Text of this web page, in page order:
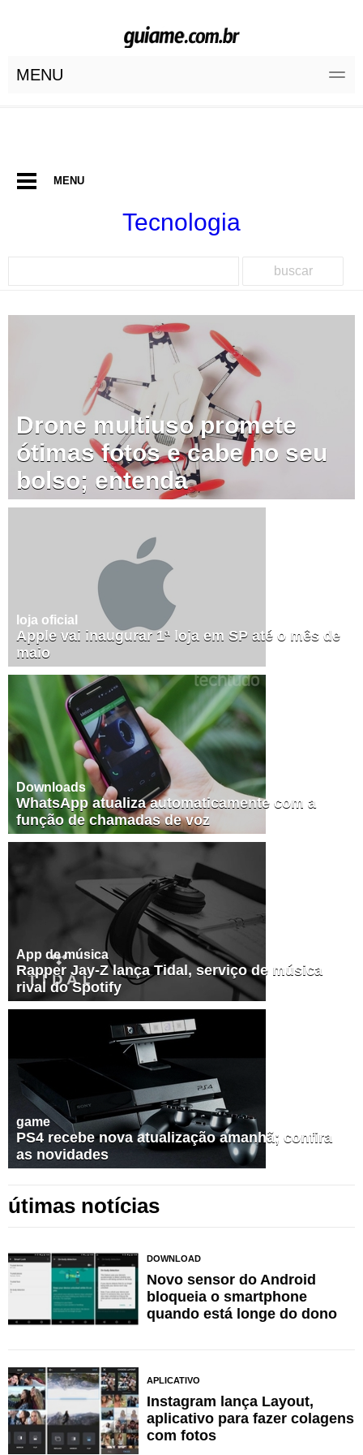
MENU
MENU
Tecnologia
buscar
Drone multiuso promete
ótimas fotos e cabe no seu
bolso; entenda
loja oficial
Apple vai inaugurar 1ª loja em SP até o mês de
maio
Downloads
WhatsApp atualiza automaticamente com a
função de chamadas de voz
App de música
Rapper Jay-Z lança Tidal, serviço de música
rival do Spotify
game
PS4 recebe nova atualização amanhã; confira
as novidades
útimas notícias
DOWNLOAD
Novo sensor do Android
bloqueia o smartphone
quando está longe do dono
APLICATIVO
Instagram lança Layout,
aplicativo para fazer colagens
com fotos